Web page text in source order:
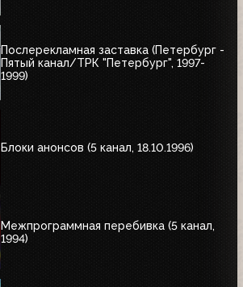
Послерекламная заставка (Петербург -
Пятый канал/ТРК "Петербург", 1997-
1999)
Блоки анонсов (5 канал, 18.10.1996)
Межпрограммная перебивка (5 канал,
1994)